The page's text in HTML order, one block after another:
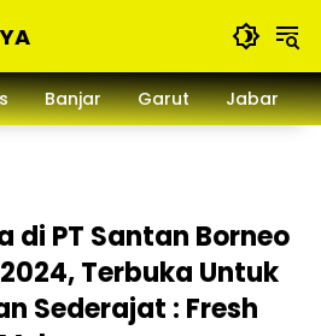
Banjar Garut Jabar
di PT Santan Borneo
Terbuka Untuk
Sederajat : Fresh